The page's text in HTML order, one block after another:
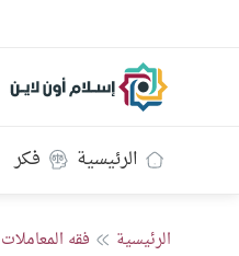
إسلام أون لاين
الرئيسية فكر
الرئيسية فقه المعاملات